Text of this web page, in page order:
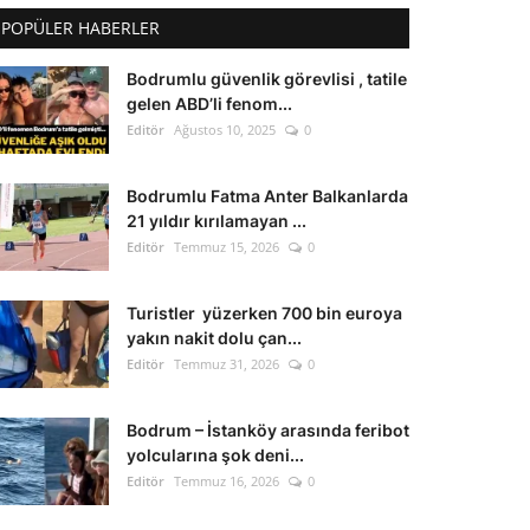
POPÜLER HABERLER
Bodrumlu güvenlik görevlisi , tatile
gelen ABD’li fenom...
Editör Ağustos 10, 2025 0
Bodrumlu Fatma Anter Balkanlarda
21 yıldır kırılamayan ...
Editör Temmuz 15, 2026 0
Turistler yüzerken 700 bin euroya
yakın nakit dolu çan...
Editör Temmuz 31, 2026 0
Bodrum – İstanköy arasında feribot
yolcularına şok deni...
Editör Temmuz 16, 2026 0